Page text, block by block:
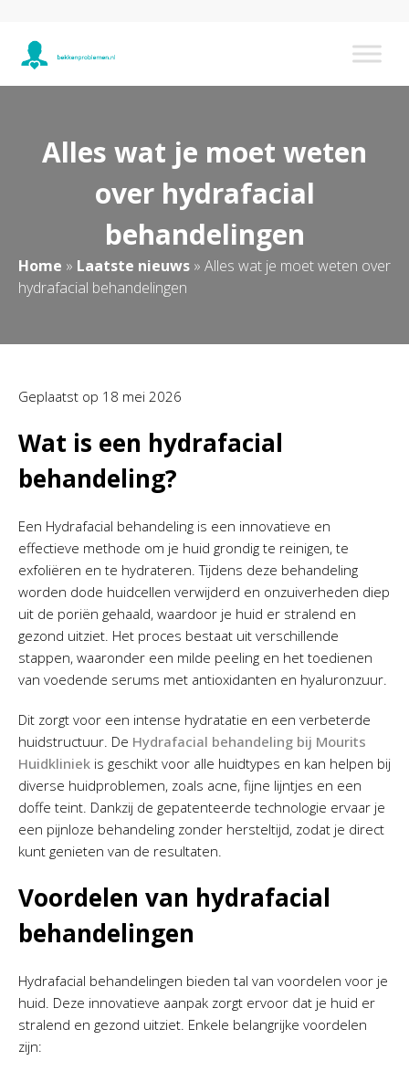
Alles wat je moet weten
over hydrafacial
behandelingen
Home » Laatste nieuws » Alles wat je moet weten over
hydrafacial behandelingen
Geplaatst op 18 mei 2026
Wat is een hydrafacial
behandeling?
Een Hydrafacial behandeling is een innovatieve en
effectieve methode om je huid grondig te reinigen, te
exfoliëren en te hydrateren. Tijdens deze behandeling
worden dode huidcellen verwijderd en onzuiverheden diep
uit de poriën gehaald, waardoor je huid er stralend en
gezond uitziet. Het proces bestaat uit verschillende
stappen, waaronder een milde peeling en het toedienen
van voedende serums met antioxidanten en hyaluronzuur.
Dit zorgt voor een intense hydratatie en een verbeterde
huidstructuur. De Hydrafacial behandeling bij Mourits
Huidkliniek is geschikt voor alle huidtypes en kan helpen bij
diverse huidproblemen, zoals acne, fijne lijntjes en een
doffe teint. Dankzij de gepatenteerde technologie ervaar je
een pijnloze behandeling zonder hersteltijd, zodat je direct
kunt genieten van de resultaten.
Voordelen van hydrafacial
behandelingen
Hydrafacial behandelingen bieden tal van voordelen voor je
huid. Deze innovatieve aanpak zorgt ervoor dat je huid er
stralend en gezond uitziet. Enkele belangrijke voordelen
zijn: